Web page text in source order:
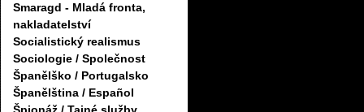
Smaragd - Mladá fronta,
nakladatelství
Socialistický realismus
Sociologie / Společnost
Španělško / Portugalsko
Španělština / Español